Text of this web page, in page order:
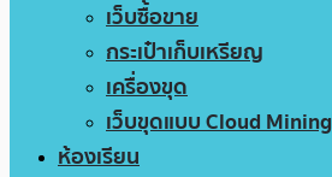
เว็บซื้อขาย
กระเป๋าเก็บเหรียญ
เครื่องขุด
เว็บขุดแบบ Cloud Mining
ห้องเรียน